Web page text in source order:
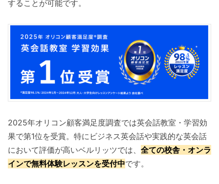
することが可能です。
2025年オリコン顧客満足度調査では英会話教室・学習効
果で第1位を受賞。特にビジネス英会話や実践的な英会話
において評価が高いベルリッツでは、 全ての校舎・オンラ
インで無料体験レッスンを受付中です。